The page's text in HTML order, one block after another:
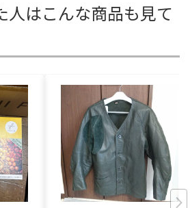
人はこんな商品も見て